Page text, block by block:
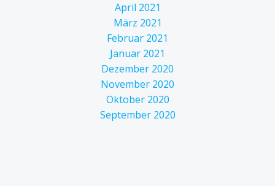
April 2021
März 2021
Februar 2021
Januar 2021
Dezember 2020
November 2020
Oktober 2020
September 2020